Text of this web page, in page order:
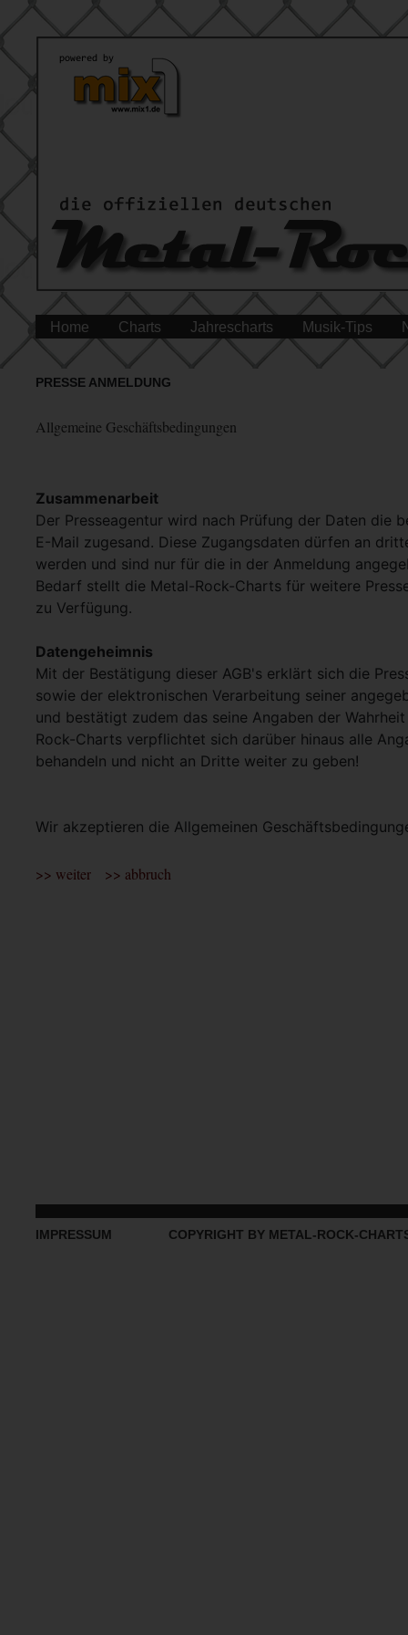
Home Charts Jahrescharts Musik-Tips
PRESSE ANMELDUNG
Allgemeine Geschäftsbedingungen
Zusammenarbeit
Der Presseagentur wird nach Prüfung der Daten die
E-Mail zugesand. Diese Zugangsdaten dürfen an
werden und sind nur für die in der Anmeldung
Bedarf stellt die Metal-Rock-Charts für weitere
zu Verfügung.
Datengeheimnis
Mit der Bestätigung dieser AGB's erklärt sich die
sowie der elektronischen Verarbeitung seiner
und bestätigt zudem das seine Angaben der
Rock-Charts verpflichtet sich darüber hinaus alle
behandeln und nicht an Dritte weiter zu geben!
Wir akzeptieren die Allgemeinen
IMPRESSUM COPYRIGHT BY METAL-ROCK-